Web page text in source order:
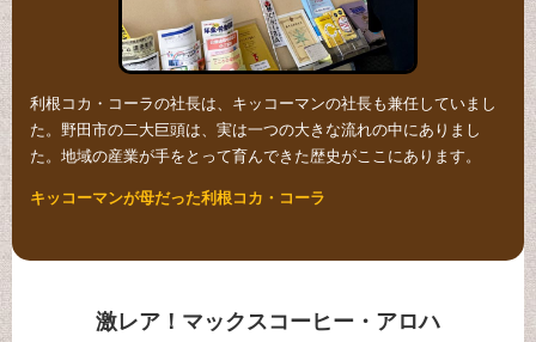
利根コカ・コーラの社長は、キッコーマンの社長も兼任していまし
た。野田市の二大巨頭は、実は一つの大きな流れの中にありまし
た。地域の産業が手をとって育んできた歴史がここにあります。
キッコーマンが母だった利根コカ・コーラ
激レア！マックスコーヒー・アロハ